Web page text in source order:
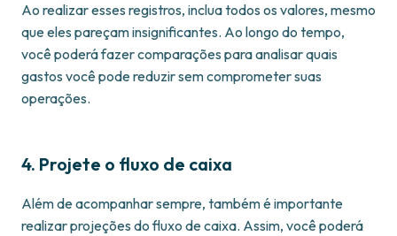
Ao realizar esses registros, inclua todos os valores, mesmo
que eles pareçam insignificantes. Ao longo do tempo,
você poderá fazer comparações para analisar quais
gastos você pode reduzir sem comprometer suas
operações.
4. Projete o fluxo de caixa
Além de acompanhar sempre, também é importante
realizar projeções do fluxo de caixa. Assim, você poderá